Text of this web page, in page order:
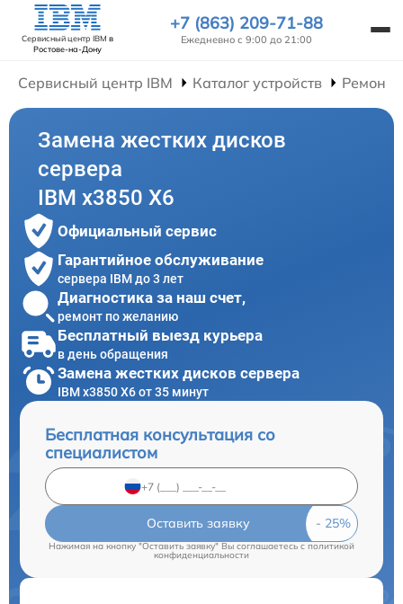
Сервисный центр IBM в
Ростове-на-Дону
+7 (863) 209-71-88
Ежедневно с 9:00 до 21:00
Сервисный центр IBM Каталог устройств Ремонт
Замена жестких дисков
сервера
IBM x3850 X6
Официальный сервис
Гарантийное обслуживание
сервера IBM до 3 лет
Диагностика за наш счет,
ремонт по желанию
Бесплатный выезд курьера
в день обращения
Замена жестких дисков сервера
IBM x3850 X6 от 35 минут
Бесплатная консультация со
специалистом
Оставить заявку
Нажимая на кнопку "Оставить заявку" Вы соглашаетесь c политикой
конфиденциальности